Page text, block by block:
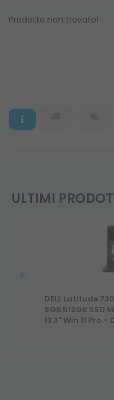
Prodotto non trovato!
ULTIMI
DELL Latitude
8GB 512GB SSD
13.3" Win 11 Pro -